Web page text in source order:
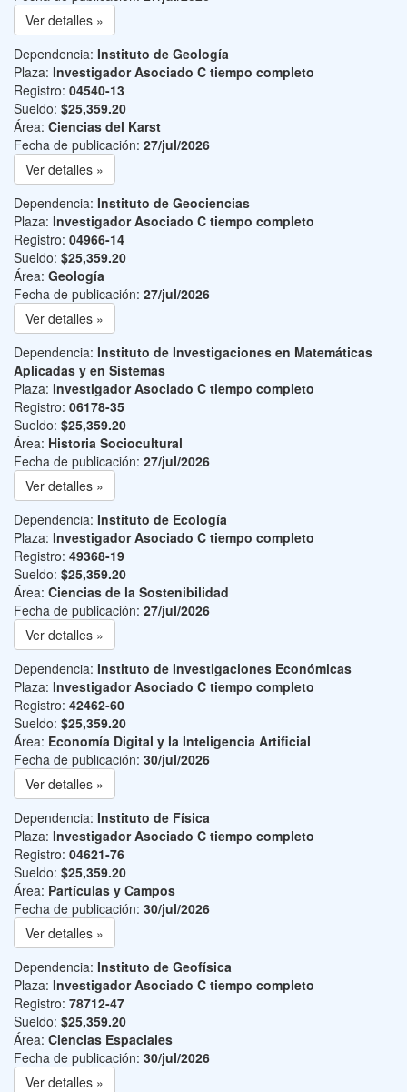
Ver detalles »
Dependencia: Instituto de Geología
Plaza: Investigador Asociado C tiempo completo
Registro: 04540-13
Sueldo: $25,359.20
Área: Ciencias del Karst
Fecha de publicación: 27/jul/2026
Ver detalles »
Dependencia: Instituto de Geociencias
Plaza: Investigador Asociado C tiempo completo
Registro: 04966-14
Sueldo: $25,359.20
Área: Geología
Fecha de publicación: 27/jul/2026
Ver detalles »
Dependencia: Instituto de Investigaciones en Matemáticas
Aplicadas y en Sistemas
Plaza: Investigador Asociado C tiempo completo
Registro: 06178-35
Sueldo: $25,359.20
Área: Historia Sociocultural
Fecha de publicación: 27/jul/2026
Ver detalles »
Dependencia: Instituto de Ecología
Plaza: Investigador Asociado C tiempo completo
Registro: 49368-19
Sueldo: $25,359.20
Área: Ciencias de la Sostenibilidad
Fecha de publicación: 27/jul/2026
Ver detalles »
Dependencia: Instituto de Investigaciones Económicas
Plaza: Investigador Asociado C tiempo completo
Registro: 42462-60
Sueldo: $25,359.20
Área: Economía Digital y la Inteligencia Artificial
Fecha de publicación: 30/jul/2026
Ver detalles »
Dependencia: Instituto de Física
Plaza: Investigador Asociado C tiempo completo
Registro: 04621-76
Sueldo: $25,359.20
Área: Partículas y Campos
Fecha de publicación: 30/jul/2026
Ver detalles »
Dependencia: Instituto de Geofísica
Plaza: Investigador Asociado C tiempo completo
Registro: 78712-47
Sueldo: $25,359.20
Área: Ciencias Espaciales
Fecha de publicación: 30/jul/2026
Ver detalles »